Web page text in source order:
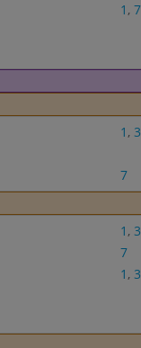
1 , 7
1 , 3
7
1 , 3
7
1 , 3